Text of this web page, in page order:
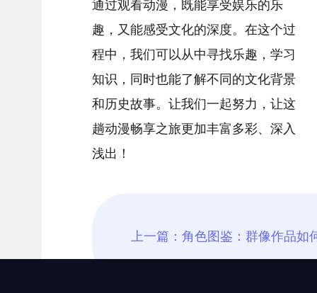
通过观看动漫，既能享受娱乐的乐
趣，又能感受文化的深度。在这个过
程中，我们可以从中寻找乐趣，学习
知识，同时也能了解不同的文化背景
和历史故事。让我们一起努力，让这
趟动漫畅享之旅更加丰富多彩、深入
浅出！